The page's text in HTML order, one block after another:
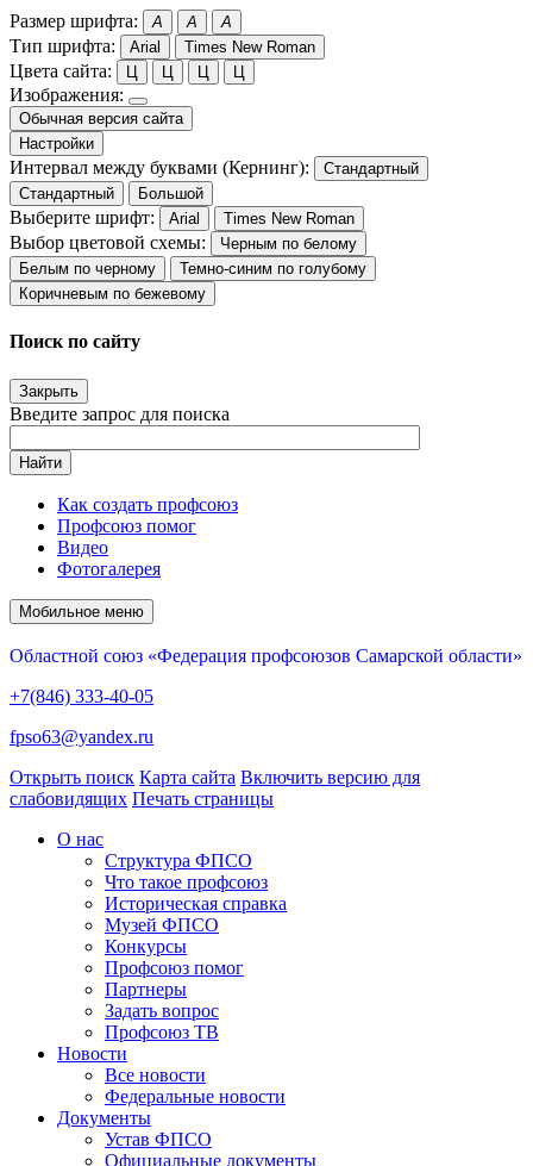
Размер шрифта: A A A
Тип шрифта: Arial Times New Roman
Цвета сайта: Ц Ц Ц Ц
Изображения:
Обычная версия сайта
Настройки
Интервал между буквами (Кернинг):
Стандартный
Стандартный
Большой
Выберите шрифт: Arial Times New Roman
Выбор цветовой схемы:
Черным по белому
Белым по черному
Темно-синим по голубому
Коричневым по бежевому
Поиск по сайту
Закрыть
Введите запрос для поиска
Найти
Как создать профсоюз
Профсоюз помог
Видео
Фотогалерея
Мобильное меню
Областной союз «Федерация профсоюзов Самарской области»
+7(846) 333-40-05
fpso63@yandex.ru
Открыть поиск Карта сайта Включить версию для
слабовидящих Печать страницы
О нас
Структура ФПСО
Что такое профсоюз
Историческая справка
Музей ФПСО
Конкурсы
Профсоюз помог
Партнеры
Задать вопрос
Профсоюз ТВ
Новости
Все новости
Федеральные новости
Документы
Устав ФПСО
Официальные документы